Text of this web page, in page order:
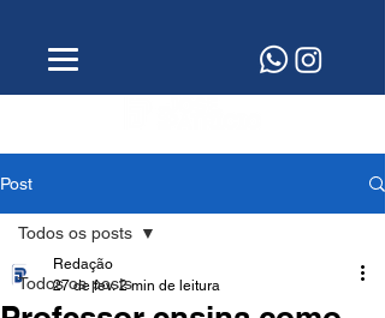
Post
Todos os posts
Todos os posts
Redação
27 de fev. 2 min de leitura